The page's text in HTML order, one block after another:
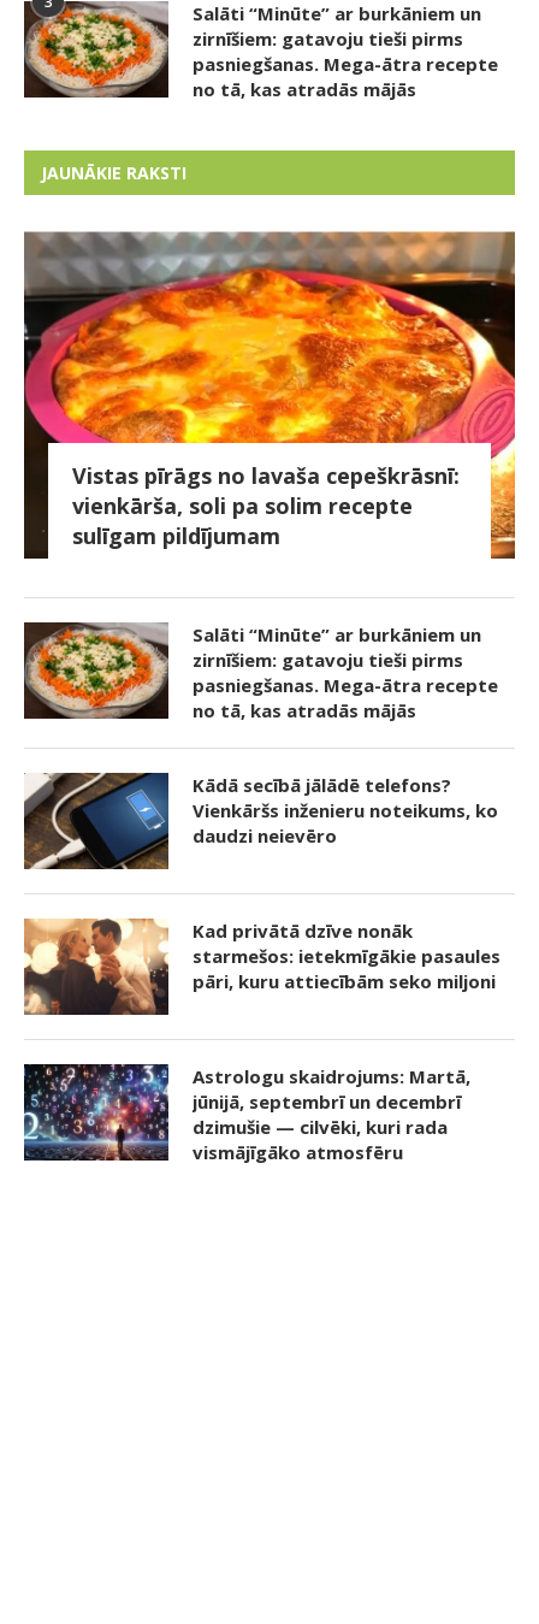
Salāti “Minūte” ar burkāniem un
zirnīšiem: gatavoju tieši pirms
pasniegšanas. Mega-ātra recepte
no tā, kas atradās mājās
JAUNĀKIE RAKSTI
Vistas pīrāgs no lavaša cepeškrāsnī:
vienkārša, soli pa solim recepte
sulīgam pildījumam
Salāti “Minūte” ar burkāniem un
zirnīšiem: gatavoju tieši pirms
pasniegšanas. Mega-ātra recepte
no tā, kas atradās mājās
Kādā secībā jālādē telefons?
Vienkāršs inženieru noteikums, ko
daudzi neievēro
Kad privātā dzīve nonāk
starmešos: ietekmīgākie pasaules
pāri, kuru attiecībām seko miljoni
Astrologu skaidrojums: Martā,
jūnijā, septembrī un decembrī
dzimušie — cilvēki, kuri rada
vismājīgāko atmosfēru